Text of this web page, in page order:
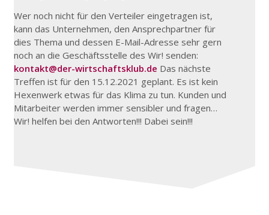
Wer noch nicht für den Verteiler eingetragen ist,
kann das Unternehmen, den Ansprechpartner für
dies Thema und dessen E-Mail-Adresse sehr gern
noch an die Geschäftsstelle des Wir! senden:
kontakt@der-wirtschaftsklub.de Das nächste
Treffen ist für den 15.12.2021 geplant. Es ist kein
Hexenwerk etwas für das Klima zu tun. Kunden und
Mitarbeiter werden immer sensibler und fragen…
Wir! helfen bei den Antworten!!! Dabei sein!!!